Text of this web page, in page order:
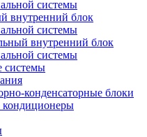
системы
внутренний блок
системы
внутренний блок
системы
конденсаторные блоки